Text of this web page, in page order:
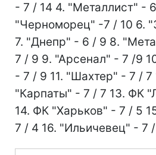
- 7 / 14 4. "Металлист" -
"Черноморец" -7 / 10 6.
7. "Днепр" - 6 / 9 8.
7 / 9 9. "Арсенал" - 7 /9
- 7 / 9 11. "Шахтер" - 7 / 7
"Карпаты" - 7 / 7 13. ФК
14. ФК "Харьков" - 7 / 5
7 / 4 16. "Ильичевец" - 7